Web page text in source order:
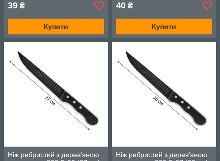
39 ₴
Купити
40 ₴
Купити
Ніж ребристий з дерев'яною
Ніж ребристий з дерев'яною